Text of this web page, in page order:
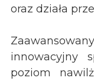
oraz działa
innowacyjny
poziom